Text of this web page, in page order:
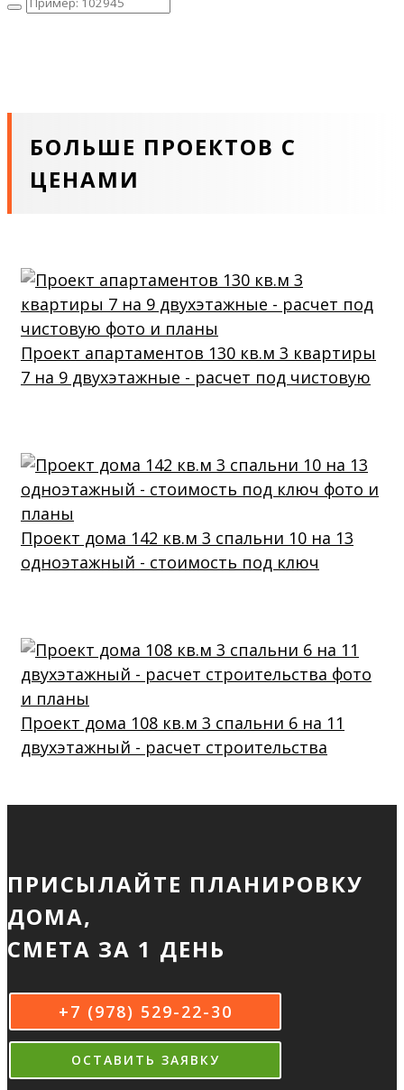
БОЛЬШЕ ПРОЕКТОВ С
ЦЕНАМИ
Проект апартаментов 130 кв.м 3 квартиры
7 на 9 двухэтажные - расчет под чистовую
Проект дома 142 кв.м 3 спальни 10 на 13
одноэтажный - стоимость под ключ
Проект дома 108 кв.м 3 спальни 6 на 11
двухэтажный - расчет строительства
ПРИСЫЛАЙТЕ ПЛАНИРОВКУ
ДОМА,
СМЕТА ЗА 1 ДЕНЬ
+7 (978) 529-22-30
ОСТАВИТЬ ЗАЯВКУ